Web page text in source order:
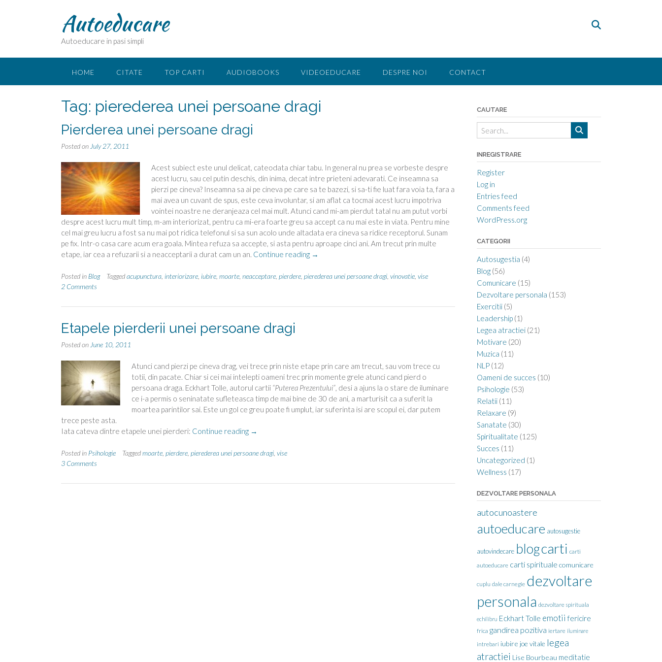
Autoeducare
Autoeducare in pasi simpli
HOME CITATE TOP CARTI AUDIOBOOKS VIDEOEDUCARE DESPRE NOI CONTACT
Tag: pierederea unei persoane dragi
Pierderea unei persoane dragi
Posted on July 27, 2011
Acest subiect este unul delicat, cateodata chiar tabu. In general nu prea se vorbeste despre
acest lucru, sau cel putin deschis, din inima, decat intre prieteni adevarati. Ce inseamna sa
pierzi pe cineva? Inseamna sa ai pe cineva pe care sa te bazezi, si sa-ti fie luat fara voia ta, fara a
mai avea un cuvant de spus, este ceva involuntar, si am aflat ca tocmai acest lucru impotriva
vointei noastre ne deranjeaza cel mai mult. Atunci cand mi-am pierdut tatal nu am putut vorbi
despre acest lucru mult timp, m-am interiorizat, pentru ca mi-era foarte greu sa accept ca nu mai este in viata. Pentru mine
cel mai greu lucru a fost sa nu mai pot ridica telefonul si sa sun acolo unde altadata era cineva sa ridice receptorul. Sunam
pe fix. Intr-o casa care acum era goala. Mintea refuza sa accepte, si asta pentru aproape cinci ani. Am trecut prin multe
etape, iar cea a refuzarii si a neacceptarii a durat cam un an. Continue reading “Pierderea
persoane
→
Posted in Blog Taggedacupunctura interiorizare iubire moarte neacceptare pierdere pierederea unei persoane dragi vinovatie vise
2 Comments
Etapele pierderii unei persoane dragi
Posted on June 10, 2011
Atunci cand pierzi pe cineva drag, vei trece prin niste etape prin care am trecut, sau vom trece cu
totii, din pacate. Chiar si cei mai intelepti oameni trec prin momente grele atunci cand pierd o
persoana draga. Eckhart Tolle, autorul cartii “Puterea Prezentului”, desi a ajuns la o stare de iluminare
ce i-a permis o seninatate sufleteasca timp de mai bine de 30 de ani, a marturisit ca a suferit la
moartea parintilor sai. Este un gol ce greu poate fi umplut, iar suferinta isi are scopul ei, dar putem
trece peste asta.
Iata cateva dintre etapele unei pierderi: Continue reading “Etapele
unei
→
Posted in Psihologie Taggedmoarte pierdere pierederea unei persoane dragi vise
3 Comments
CAUTARE
INREGISTRARE
Register
Log in
Entries feed
Comments feed
WordPress.org
CATEGORII
Autosugestia (4)
Blog(56)
Comunicare (15)
Dezvoltare personala (153)
Exercitii(5)
Leadership(1)
Legea atractiei(21)
Motivare (20)
Muzica (11)
NLP(12)
Oameni de succes (10)
Psihologie (53)
Relatii(11)
Relaxare (9)
Sanatate (30)
Spiritualitate (125)
Succes (11)
Uncategorized (1)
Wellness (17)
DEZVOLTARE PERSONALA
autocunoastere
autoeducare autosugestie
autovindecare blogcarti carti
autoeducare carti spirituale comunicare
cuplu dale carnegie dezvoltare
personala dezvoltare spirituala
echilibru Eckhart Tolle emotii fericire
frica gandirea pozitiva iertare iluminare
intrebari iubire joe vitale legea
atractiei Lise Bourbeau meditatie